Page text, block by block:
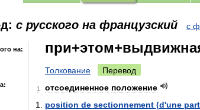
с русского на французский с
на:
Толкование Перевод
1 отсоединенное положение
position de sectionnement (d'une